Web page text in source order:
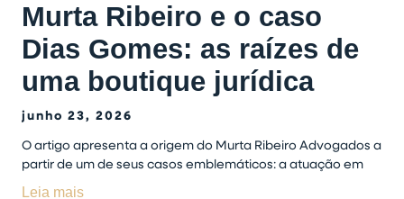
Murta Ribeiro e o caso
Dias Gomes: as raízes de
uma boutique jurídica
junho 23, 2026
O artigo apresenta a origem do Murta Ribeiro Advogados a
partir de um de seus casos emblemáticos: a atuação em
Leia mais